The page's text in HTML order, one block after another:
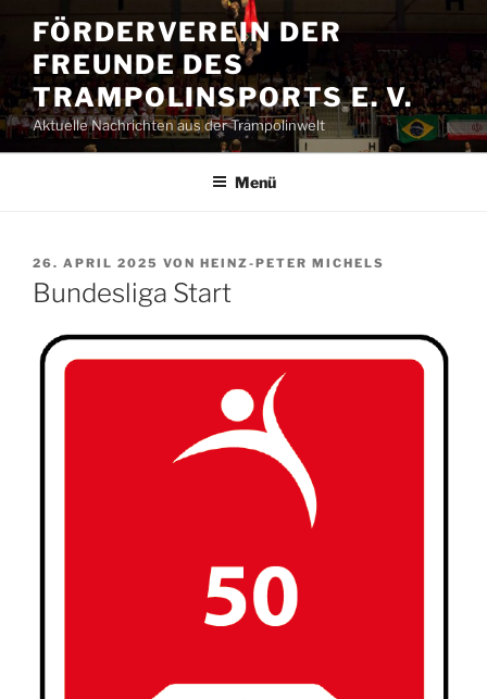
Inhalt
springen
FÖRDERVEREIN DER
FREUNDE DES
TRAMPOLINSPORTS E. V.
Aktuelle Nachrichten aus der Trampolinwelt
Menü
VERÖFFENTLICHT
AM
26. APRIL 2025 VON HEINZ-PETER MICHELS
Bundesliga Start